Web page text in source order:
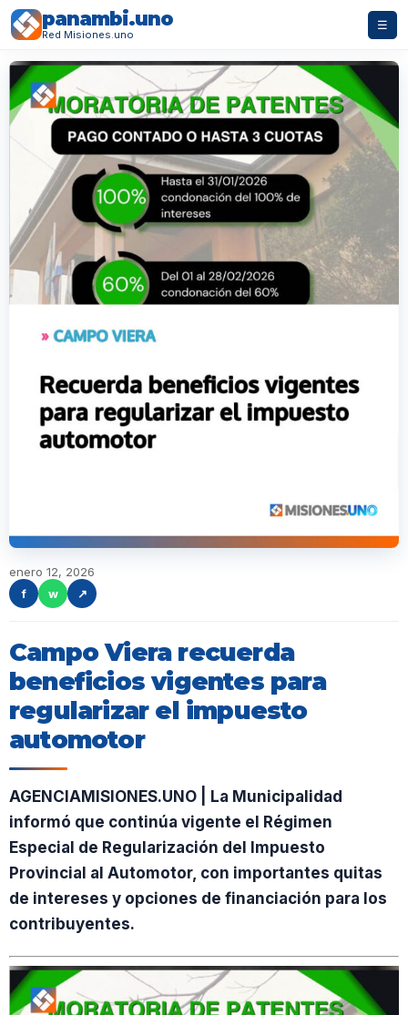
panambi.uno
Red Misiones.uno
☰
enero 12, 2026
f
w ↗
Campo Viera recuerda
beneficios vigentes para
regularizar el impuesto
automotor
AGENCIAMISIONES.UNO | La Municipalidad
informó que continúa vigente el Régimen
Especial de Regularización del Impuesto
Provincial al Automotor, con importantes quitas
de intereses y opciones de financiación para los
contribuyentes.